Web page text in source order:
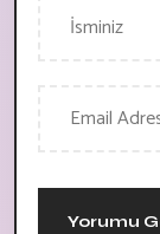
Yorumu